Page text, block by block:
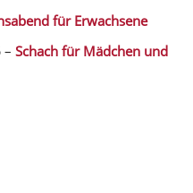
für Erwachsene
– Schach für Mädchen und